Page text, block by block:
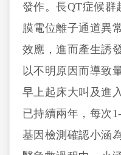
發作。長QT症候群
膜電位離子通道異
效應，進而產生誘
以不明原因而導致
早上起床大叫及進
已持續兩年，每次
基因檢測確認小涵